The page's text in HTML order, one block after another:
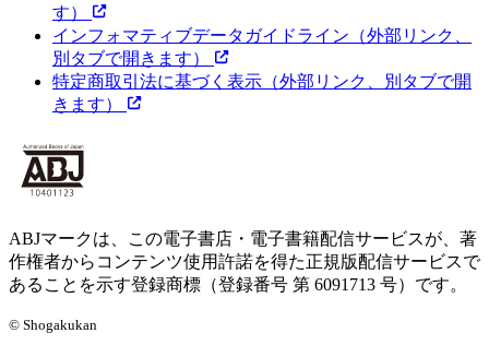
す）
インフォマティブデータガイドライン （外部リンク、
別タブで開きます）
特定商取引法に基づく表示 （外部リンク、別タブで開
きます）
ABJマークは、この電子書店・電子書籍配信サービスが、著
作権者からコンテンツ使用許諾を得た正規版配信サービスで
あることを示す登録商標（登録番号 第 6091713 号）です。
© Shogakukan